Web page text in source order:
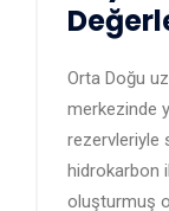
Orta Doğu
merkezinde
rezervleriyle
hidrokarbon
oluşturmuş